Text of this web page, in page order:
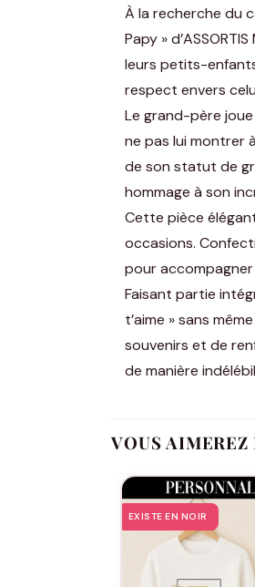
À la recherche du
Papy »
leurs petits-
respect envers
Le grand-père
ne pas lui montrer
de son statut de
hommage à son
Cette pièce
occasions.
pour
Faisant partie
t’aime » sans
souvenirs et de
de manière
VOUS
EXISTE EN NOIR